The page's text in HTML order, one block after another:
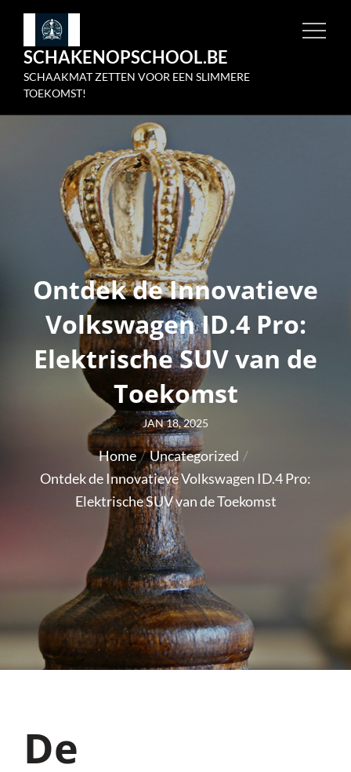
Skip
contentSCHAKENOPSCHOOL.BE
SCHAAKMAT ZETTEN VOOR EEN SLIMMERE
TOEKOMST!
Ontdek de Innovatieve
Volkswagen ID.4 Pro:
Elektrische SUV van de
Toekomst
Posted
on
JAN 18, 2025
Home
Uncategorized
Ontdek de Innovatieve Volkswagen ID.4 Pro:
Elektrische SUV van de Toekomst
De